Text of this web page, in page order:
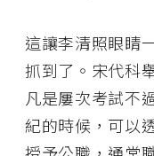
這讓李清照眼睛
抓到了。宋代科
凡是屢次考試不
紀的時候，可以